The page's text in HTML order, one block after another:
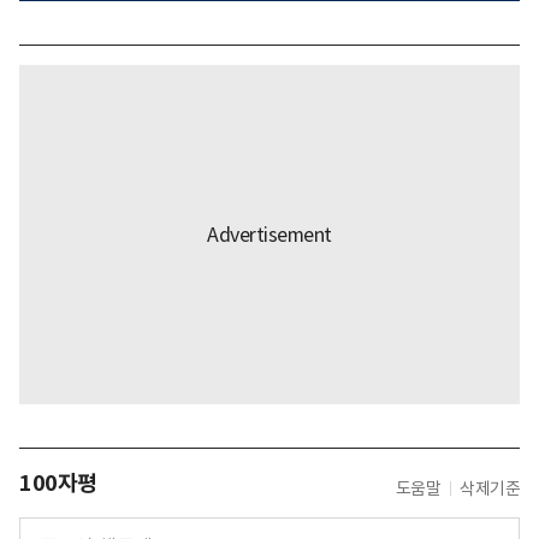
100자평 도움말 삭제기준